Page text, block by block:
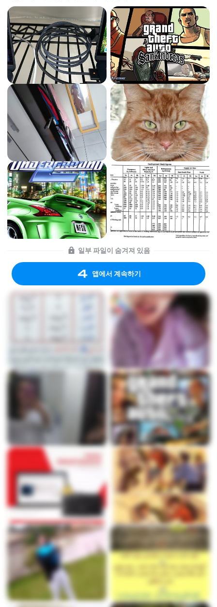
일부 파일이 숨겨져 있음
앱에서 계속하기